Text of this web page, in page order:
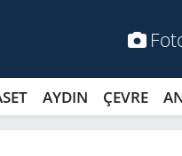
AYDIN ÇEVRE